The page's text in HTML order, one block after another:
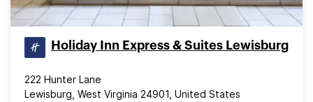
Holiday Inn Express & Suites Lewisburg
222 Hunter Lane
Lewisburg, West Virginia 24901, United States